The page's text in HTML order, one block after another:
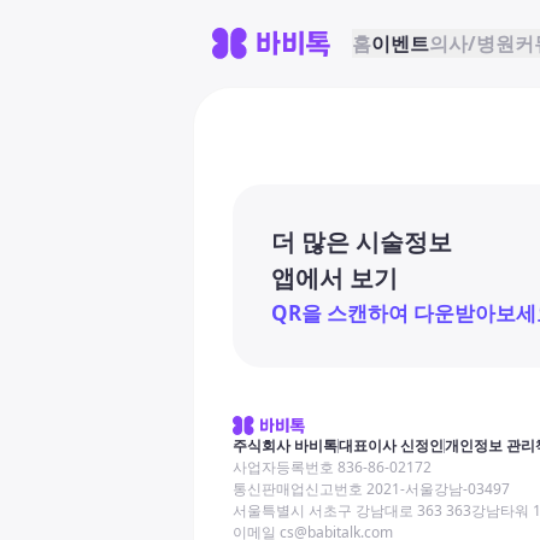
홈이벤트의사/병원커
더 많은 시술정보
앱에서 보기
QR을 스캔하여 다운받아보세
주식회사 바비톡대표이사 신정인개인정보 관리
사업자등록번호 836-86-02172
통신판매업신고번호 2021-서울강남-03497
서울특별시 서초구 강남대로 363 363강남타워
이메일 cs@babitalk.com